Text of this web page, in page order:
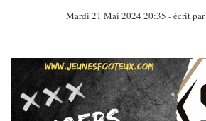
Mardi 21 Mai 2024 20:35 - écrit par